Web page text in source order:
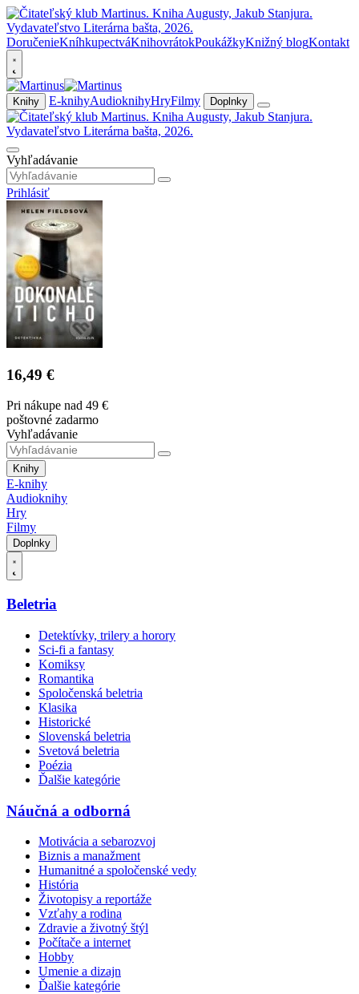
DoručenieKníhkupectváKnihovrátokPoukážkyKnižný blogKontakt
Knihy E-knihyAudioknihyHryFilmy Doplnky
Vyhľadávanie
Prihlásiť
16,49 €
Pri nákupe nad 49 €
poštovné zadarmo
Vyhľadávanie
Knihy
E-knihy
Audioknihy
Hry
Filmy
Doplnky
Beletria
Detektívky, trilery a horory
Sci-fi a fantasy
Komiksy
Romantika
Spoločenská beletria
Klasika
Historické
Slovenská beletria
Svetová beletria
Poézia
Ďalšie kategórie
Náučná a odborná
Motivácia a sebarozvoj
Biznis a manažment
Humanitné a spoločenské vedy
História
Životopisy a reportáže
Vzťahy a rodina
Zdravie a životný štýl
Počítače a internet
Hobby
Umenie a dizajn
Ďalšie kategórie